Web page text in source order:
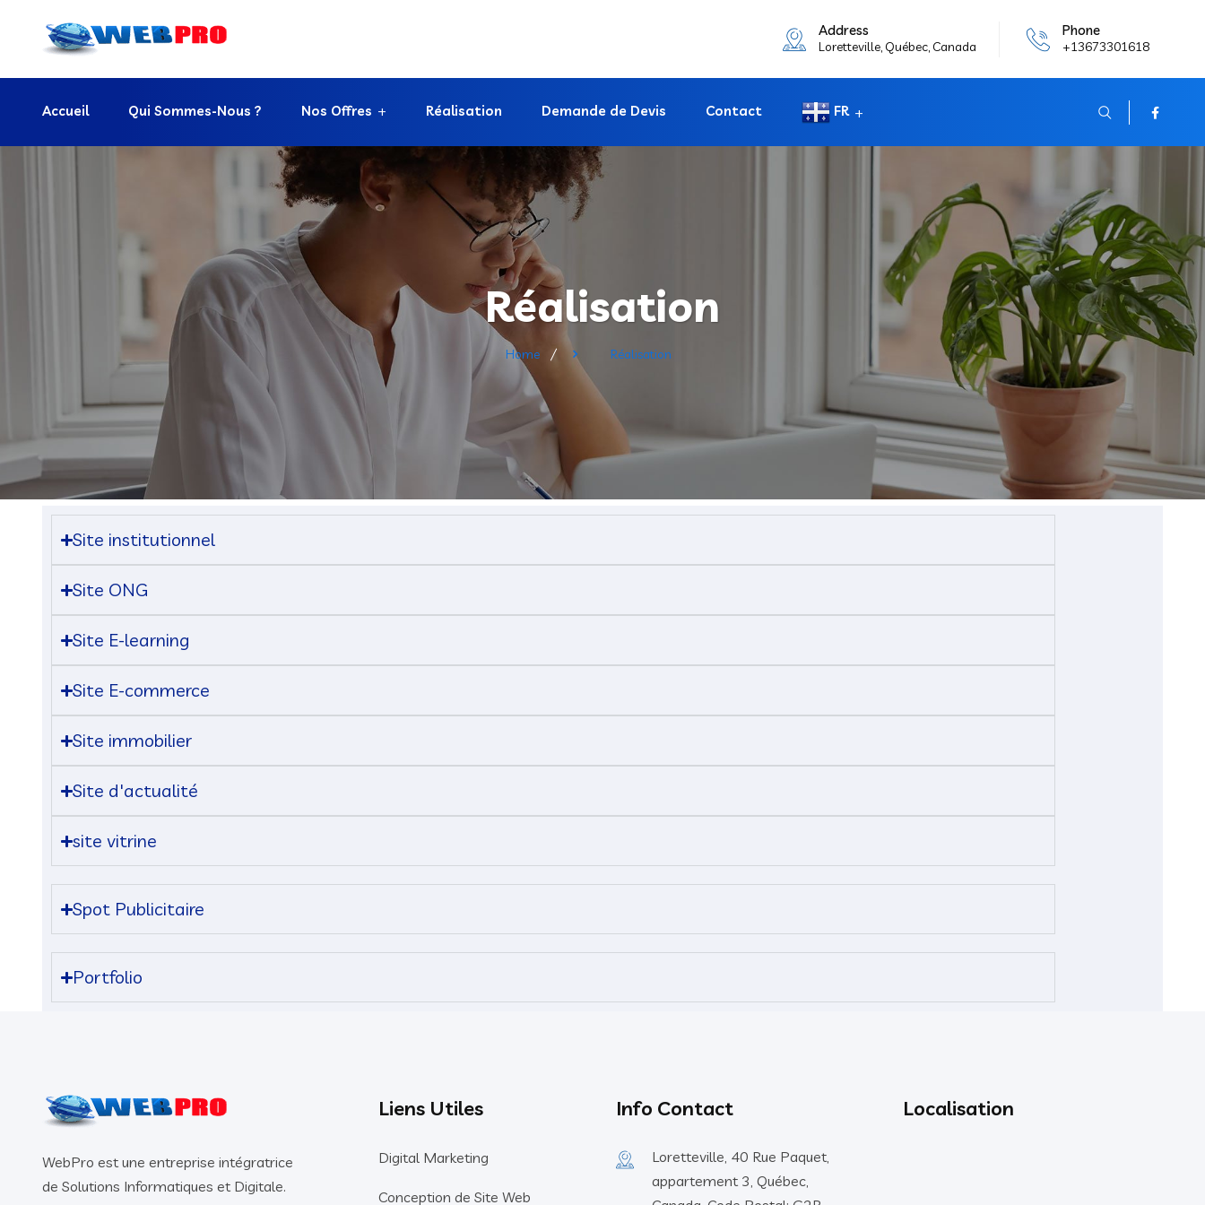
Address
Loretteville, Québec, Canada
Phone
+13673301618
Accueil Qui Sommes-Nous ? Nos Offres Réalisation Demande de Devis Contact FR
Réalisation
Home Réalisation
Site institutionnel
Site ONG
Site E-learning
Site E-commerce
Site immobilier
Site d'actualité
site vitrine
Spot Publicitaire
Portfolio
WebPro est une entreprise intégratrice
de Solutions Informatiques et Digitale.
Liens Utiles
Digital Marketing
Conception de Site Web
Info Contact
Loretteville, 40 Rue Paquet,
appartement 3, Québec,
Localisation